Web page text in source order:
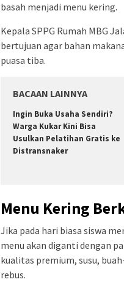
basah menjadi menu kering.
Kepala SPPG Rumah MBG
bertujuan agar bahan
puasa tiba.
BACAAN LAINNYA
Ingin Buka Usaha Sendiri?
Warga Kukar Kini Bisa
Usulkan Pelatihan Gratis ke
Distransnaker
Menu Kering
Jika pada hari biasa siswa
menu akan diganti dengan
kualitas premium, susu,
rebus.